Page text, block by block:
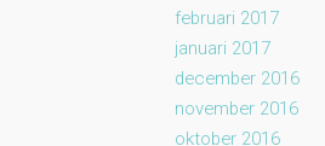
februari 2017
januari 2017
december 2016
november 2016
oktober 2016